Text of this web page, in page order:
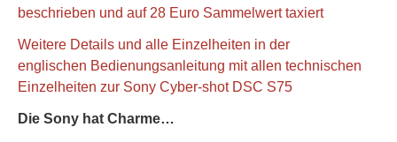
beschrieben und auf 28 Euro Sammelwert taxiert
Weitere Details und alle Einzelheiten in der
englischen Bedienungsanleitung mit allen technischen
Einzelheiten zur Sony Cyber-shot DSC S75
Die Sony hat Charme…